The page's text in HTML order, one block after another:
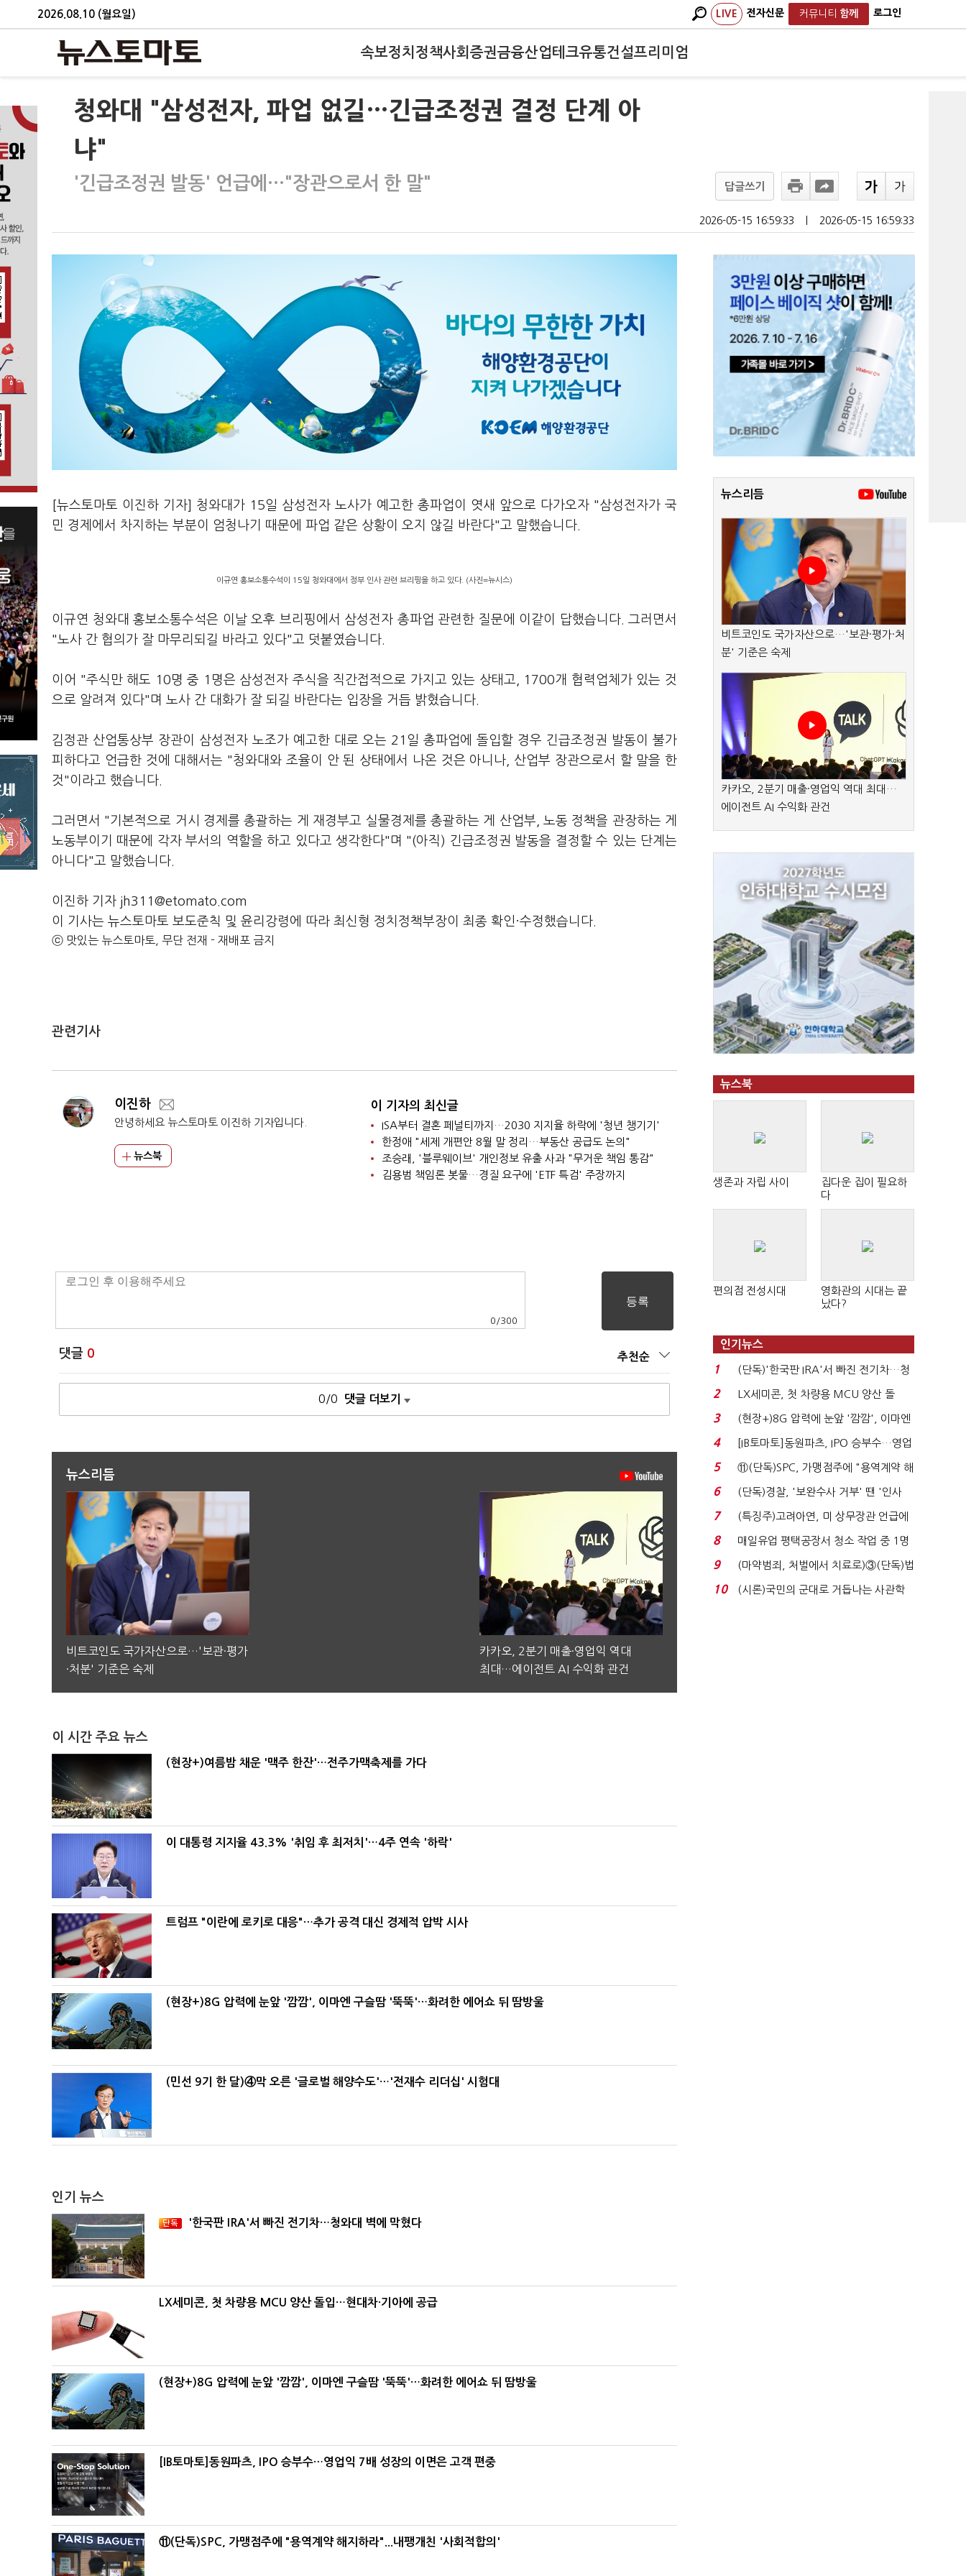
2026.08.10 (월요일) LIVE 전자신문 커뮤니티 함께 로그인
속보정치 정책사회 증권금융산업테크유통건설프리미엄
청와대 "삼성전자, 파업 없길…긴급조정권 결정 단계 아
냐"
'긴급조정권 발동' 언급에…"장관으로서 한 말" 답글쓰기
2026-05-15 16:59:33 2026-05-15 16:59:33
[뉴스토마토 이진하 기자] 청와대가 15일 삼성전자 노사가 예고한 총파업이 엿새 앞으로 다가오자 "삼성전자가 국
민 경제에서 차지하는 부분이 엄청나기 때문에 파업 같은 상황이 오지 않길 바란다"고 말했습니다.
이규연 홍보소통수석이 15일 청와대에서 정부 인사 관련 브리핑을 하고 있다. (사진=뉴시스)
이규연 청와대 홍보소통수석은 이날 오후 브리핑에서 삼성전자 총파업 관련한 질문에 이같이 답했습니다. 그러면서
"노사 간 협의가 잘 마무리되길 바라고 있다"고 덧붙였습니다.
이어 "주식만 해도 10명 중 1명은 삼성전자 주식을 직간접적으로 가지고 있는 상태고, 1700개 협력업체가 있는 것
으로 알려져 있다"며 노사 간 대화가 잘 되길 바란다는 입장을 거듭 밝혔습니다.
김정관 산업통상부 장관이 삼성전자 노조가 예고한 대로 오는 21일 총파업에 돌입할 경우 긴급조정권 발동이 불가
피하다고 언급한 것에 대해서는 "청와대와 조율이 안 된 상태에서 나온 것은 아니나, 산업부 장관으로서 할 말을 한
것"이라고 했습니다.
그러면서 "기본적으로 거시 경제를 총괄하는 게 재경부고 실물경제를 총괄하는 게 산업부, 노동 정책을 관장하는 게
노동부이기 때문에 각자 부서의 역할을 하고 있다고 생각한다"며 "(아직) 긴급조정권 발동을 결정할 수 있는 단계는
아니다"고 말했습니다.
이진하 기자 jh311@etomato.com
이 기사는 뉴스토마토 보도준칙 및 윤리강령에 따라 최신형 정치정책부장이 최종 확인·수정했습니다.
ⓒ 맛있는 뉴스토마토, 무단 전재 - 재배포 금지
관련기사
이진하
안녕하세요 뉴스토마토 이진하 기자입니다.
뉴스북
이 기자의 최신글
ISA부터 결혼 페널티까지…2030 지지율 하락에 '청년 챙기기'
한정애 "세제 개편안 8월 말 정리…부동산 공급도 논의"
조승래, '블루웨이브' 개인정보 유출 사과 "무거운 책임 통감"
김용범 책임론 봇물…경질 요구에 'ETF 특검' 주장까지
0 /300
댓글 0 추천순
0/0 댓글 더보기
뉴스리듬
비트코인도 국가자산으로…'보관·평가
·처분' 기준은 숙제
카카오, 2분기 매출·영업익 역대
최대…에이전트 AI 수익화 관건
이 시간 주요 뉴스
(현장+)여름밤 채운 '맥주 한잔'…전주가맥축제를 가다
이 대통령 지지율 43.3% '취임 후 최저치'…4주 연속 '하락'
트럼프 "이란에 로키로 대응"…추가 공격 대신 경제적 압박 시사
(현장+)8G 압력에 눈앞 '깜깜', 이마엔 구슬땀 '뚝뚝'…화려한 에어쇼 뒤 땀방울
(민선 9기 한 달)④막 오른 '글로벌 해양수도'…'전재수 리더십' 시험대
인기 뉴스
'한국판 IRA'서 빠진 전기차…청와대 벽에 막혔다
LX세미콘, 첫 차량용 MCU 양산 돌입…현대차·기아에 공급
(현장+)8G 압력에 눈앞 '깜깜', 이마엔 구슬땀 '뚝뚝'…화려한 에어쇼 뒤 땀방울
[IB토마토]동원파츠, IPO 승부수…영업익 7배 성장의 이면은 고객 편중
⑪(단독)SPC, 가맹점주에 "용역계약 해지하라"...내팽개친 '사회적합의'
뉴스리듬
비트코인도 국가자산으로…'보관·평가·처
분' 기준은 숙제
카카오, 2분기 매출·영업익 역대 최대…
에이전트 AI 수익화 관건
뉴스북
생존과 자립 사이
집다운 집이 필요하
다
편의점 전성시대
영화관의 시대는 끝
났다?
인기뉴스
1
(단독)'한국판 IRA'서 빠진 전기차…청
와대 벽에 막혔다...
2
LX세미콘, 첫 차량용 MCU 양산 돌
입…현대차·기아에 ...
3
(현장+)8G 압력에 눈앞 '깜깜', 이마엔
구슬땀 '뚝뚝'…화려...
4
[IB토마토]동원파츠, IPO 승부수…영업
익 7배 성장의 ...
5
⑪(단독)SPC, 가맹점주에 "용역계약 해
지하라"...내팽개친 '...
6
(단독)경찰, '보완수사 거부' 땐 '인사
불이익·수사자격 배...
7
(특징주)고려아연, 미 상무장관 언급에
12% '급등'...
8
매일유업 평택공장서 청소 작업 중 1명
사망…"안전관리...
9
(마약범죄, 처벌에서 치료로)③(단독)법
무부, 마약재활과 4...
10
(시론)국민의 군대로 거듭나는 사관학